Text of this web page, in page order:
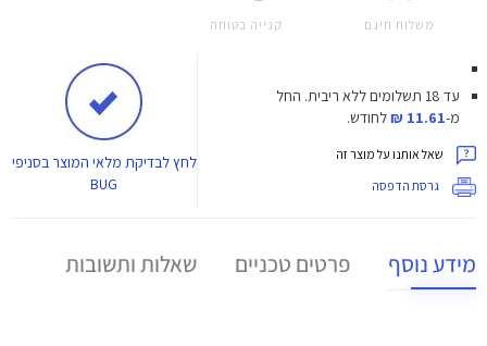
משלוח חינם קנייה בטוחה
עד 18 תשלומים ללא ריבית.
החל
מ-11.61 ₪ לחודש.
שאל אותנו על מוצר זה
גרסת הדפסה
לחץלבדיקת מלאי המוצר בסניפי
BUG
מידע נוסף פרטים טכניים שאלות ותשובות